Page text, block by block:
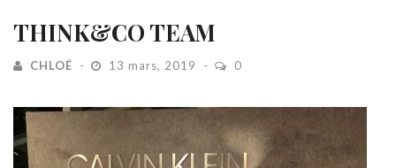
THINK&CO TEAM
CHLOÉ 13 mars, 2019 0